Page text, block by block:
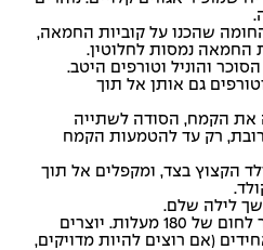
שהכנו על קוביות החמאה,
החמאה נמסות לחלוטין.
והוניל וטורפים היטב.
גם אותן אל תוך
את הקמח, הסודה לשתייה
רק עד להטמעות הקמח
הקצוץ בצד, ומקפלים אל תוך
לילה שלם.
למחרת, מחממים תנור לחום של 180 מעלות. יוצרים
(אם רוצים להיות מדויקים,